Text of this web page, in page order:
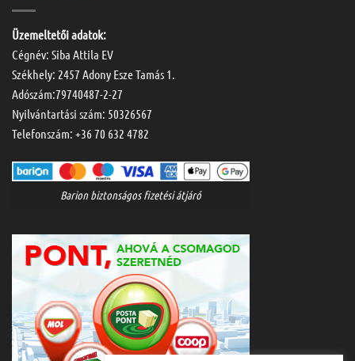
Üzemeltetői adatok:
Cégnév: Siba Attila EV
Székhely: 2457 Adony Esze Tamás 1.
Adószám:79740487-2-27
Nyilvántartási szám: 50326567
Telefonszám: +36 70 632 4782
Barion biztonságos fizetési átjáró